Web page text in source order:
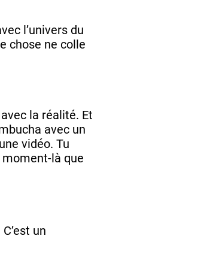
l’univers du
chose ne colle
la réalité. Et
avec un
vidéo. Tu
là que
un